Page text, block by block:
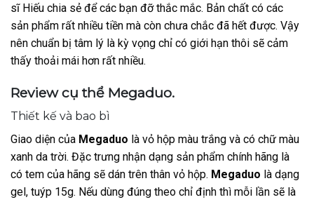
sĩ Hiếu chia sẻ để các bạn đỡ thắc mắc. Bản chất có các
sản phẩm rất nhiều tiền mà còn chưa chắc đã hết được. Vậy
nên chuẩn bị tâm lý là kỳ vọng chỉ có giới hạn thôi sẽ cảm
thấy thoải mái hơn rất nhiều.
Review cụ thể Megaduo.
Thiết kế và bao bì
Giao diện của Megaduo là vỏ hộp màu trắng và có chữ màu
xanh da trời. Đặc trưng nhận dạng sản phẩm chính hãng là
có tem của hãng sẽ dán trên thân vỏ hộp. Megaduo là dạng
gel, tuýp 15g. Nếu dùng đúng theo chỉ định thì mỗi lần sẽ là